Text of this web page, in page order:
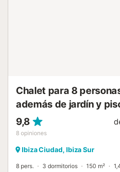
Chalet para 8
además de jardín y
9,8
8 opiniones
Ibiza Ciudad, Ibiza Sur
8 pers. 3 dormitorios 150 m²